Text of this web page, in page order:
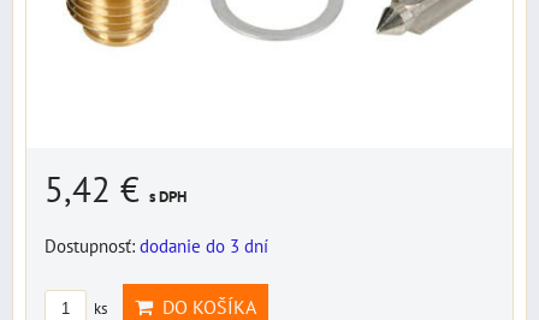
5,42 € s DPH
Dostupnosť: dodanie do 3 dní
ks DO KOŠÍKA